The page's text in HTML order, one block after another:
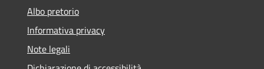
Albo pretorio
Informativa privacy
Note legali